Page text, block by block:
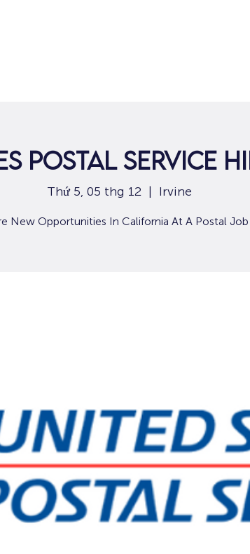
Postal Service
Thứ 5, 05 thg 12
  |
Irvine
New Opportunities In California At A Postal Job